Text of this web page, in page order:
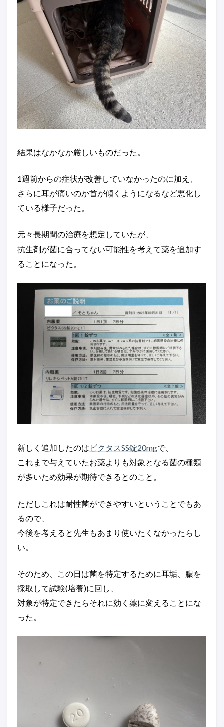
結果はなかなか厳しいものだった。
1週前からの症状が改善していなかったのに加え、
さらに耳が痛いのか首が傾くようになるなど悪化し
ている様子だった。
元々長期間の治療を想定していたが、
抗生剤が菌に合ってない可能性を考えて薬を追加す
ることになった。
新しく追加したのは ビクタスSS錠20mgで、
これまで与えていたお薬よりも対象となる菌の種類
が多いため効果が期待できるとのこと。
ただしこれは耐性菌ができやすいということでもあ
るので、
今後を考えると先生もあまり使いたくなかったらし
い。
そのため、この日は菌を特定するために耳垢、膿を
採取して試験(培養)に回し、
対象が特定できたらそれに効く薬に変えることにな
った。